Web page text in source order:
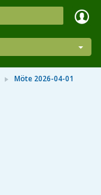
Möte 2026-04-01